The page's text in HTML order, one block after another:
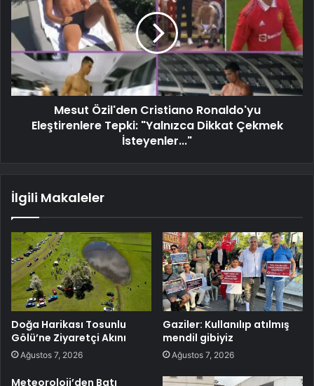
Mesut Özil'den Cristiano Ronaldo'yu
Eleştirenlere Tepki: "Yalnızca Dikkat Çekmek
İsteyenler..."
İlgili Makaleler
Doğa Harikası Tosunlu
Gölü’ne Ziyaretçi Akını
Ağustos 7, 2026
Gaziler: Kullanılıp atılmış
mendil gibiyiz
Ağustos 7, 2026
Meteoroloji’den Batı